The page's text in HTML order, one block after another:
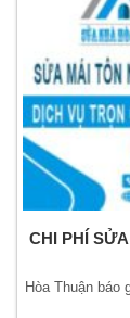
CHI PHÍ
Hòa Thuận